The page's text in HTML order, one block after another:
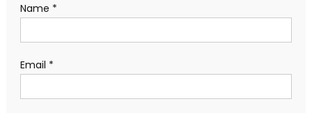
Name *
Email *